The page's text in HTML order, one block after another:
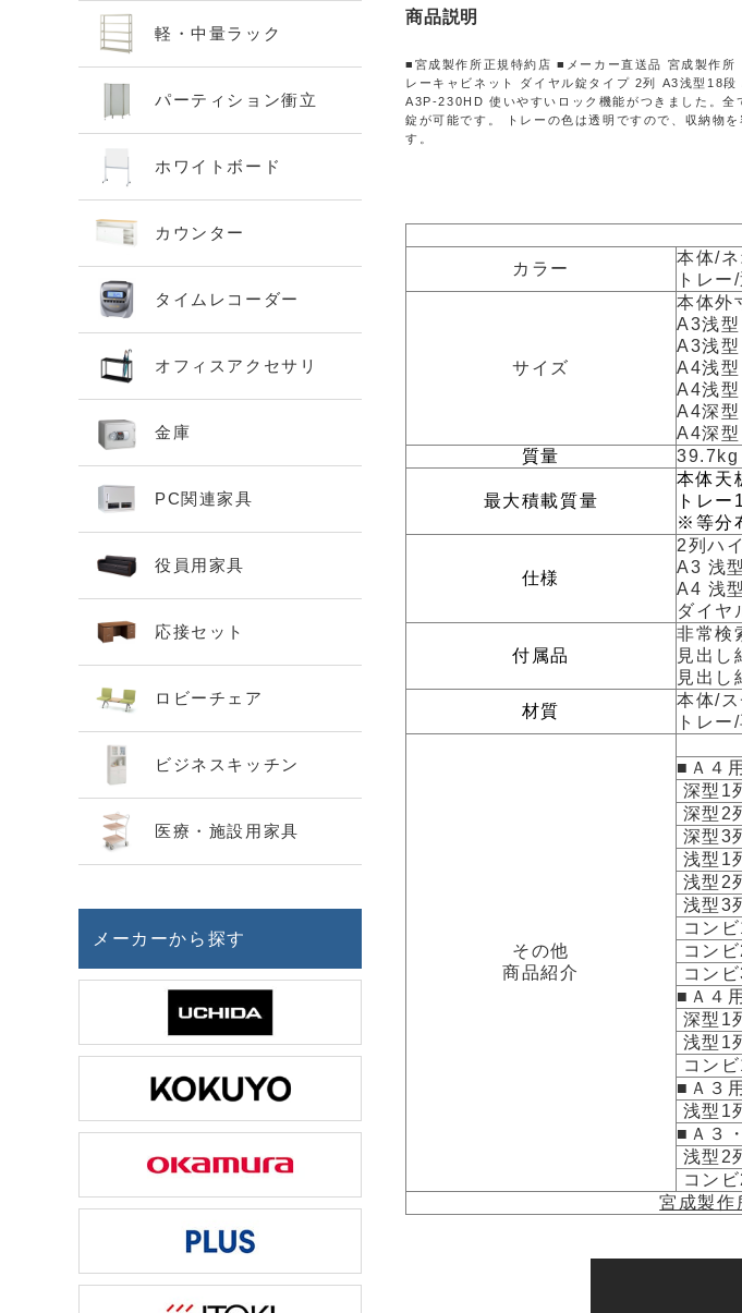
商品説明
■宮成製作所正規特約店 ■メーカー直送品 宮成製作
レーキャビネット ダイヤル錠タイプ 2列 A3浅型18段
A3P-230HD 使いやすいロック機能がつきました。全
錠が可能です。 トレーの色は透明ですので、収納物を
す。
カラー
本体/ネ
トレー
サイズ
本体外
A3浅
A3浅
A4浅
A4浅
A4深
A4深
質量
39.7kg
最大積載質量
本体天
トレ
※等分
仕様
2列ハ
A3 浅
A4 浅
ダイヤ
付属品
非常検
見出し
見出し
材質
本体/
トレ
その他
商品紹介
■Ａ４
深型1
深型2
深型3
浅型1
浅型2
浅型3
コン
コン
コン
■Ａ４
深型1
浅型1
コン
■Ａ３
浅型1
■Ａ３
浅型2
コン
宮成製作
軽・中量ラック
パーティション衝立
ホワイトボード
カウンター
タイムレコーダー
オフィスアクセサリ
金庫
PC関連家具
役員用家具
応接セット
ロビーチェア
ビジネスキッチン
医療・施設用家具
メーカーから探す